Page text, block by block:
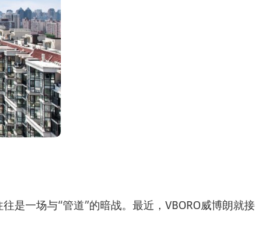
是一场与“管道”的暗战。最近，VBORO威博朗就接